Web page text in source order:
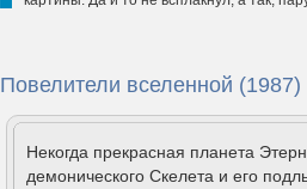
Повелители вселенной (1987)
Некогда прекрасная планета
демонического Скелета и его